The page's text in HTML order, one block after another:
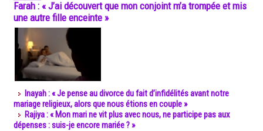
Farah : « J’ai découvert que mon conjoint m’a trompée et mis
une autre fille enceinte »
Inayah : « Je pense au divorce du fait d’infidélités avant notre
mariage religieux, alors que nous étions en couple »
Rajiya : « Mon mari ne vit plus avec nous, ne participe pas aux
dépenses : suis-je encore mariée ? »